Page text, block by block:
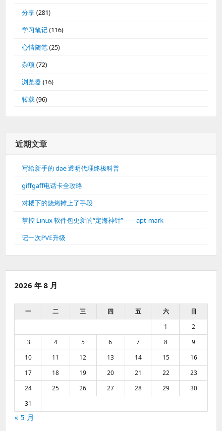
分享(281)
学习笔记(116)
心情随笔(25)
杂项 (72)
浏览器(16)
转载(96)
近期文章
写给新手的 dae 透明代理终极科普
giffgaff电话卡全攻略
对楼下的烧烤摊上了手段
掌控 Linux 软件包更新的“定海神针”——apt-mark
记一次PVE升级
2026 年 8 月
一 二 三 四 五 六
日
1
2
3
4 5 6 7 8
9
10
11 12 13 14 15
16
17
18 19 20 21 22
23
24
25 26 27 28 29
30
31
« 5 月